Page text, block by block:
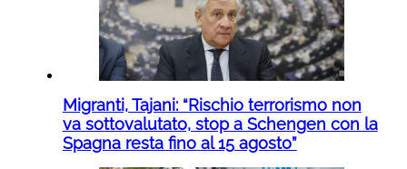
Migranti, Tajani: “Rischio terrorismo non
va sottovalutato, stop a Schengen con la
Spagna resta fino al 15 agosto”